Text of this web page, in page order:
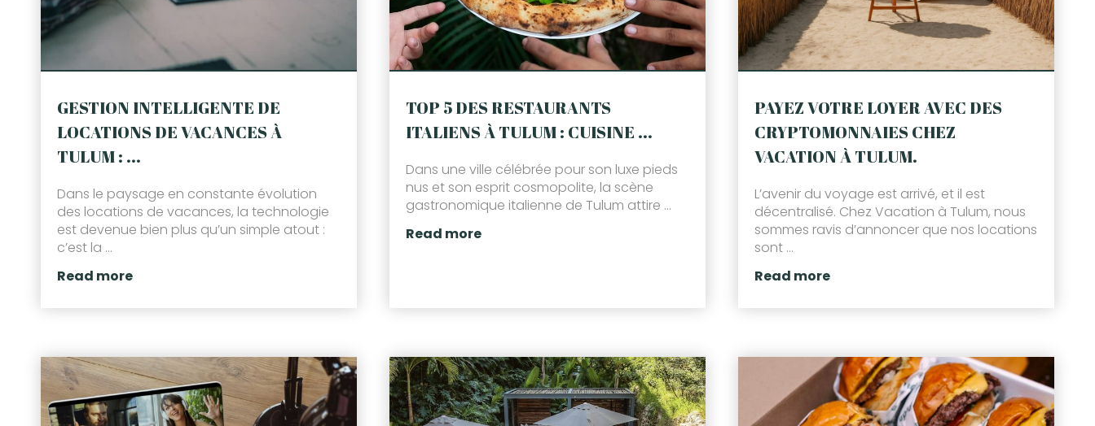
GESTION INTELLIGENTE DE
LOCATIONS DE VACANCES À
TULUM : ...
Dans le paysage en constante évolution
des locations de vacances, la technologie
est devenue bien plus qu’un simple atout :
c’est la ...
Read more
TOP 5 DES RESTAURANTS
ITALIENS À TULUM : CUISINE ...
Dans une ville célébrée pour son luxe pieds
nus et son esprit cosmopolite, la scène
gastronomique italienne de Tulum attire ...
Read more
PAYEZ VOTRE LOYER AVEC DES
CRYPTOMONNAIES CHEZ
VACATION À TULUM.
L’avenir du voyage est arrivé, et il est
décentralisé. Chez Vacation à Tulum, nous
sommes ravis d’annoncer que nos locations
sont ...
Read more